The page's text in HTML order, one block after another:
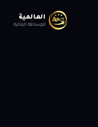
العالمية
للوساطة المالية